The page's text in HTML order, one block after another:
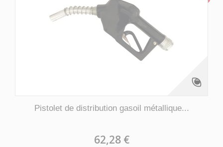
Pistolet de distribution gasoil métallique...
62,28 €